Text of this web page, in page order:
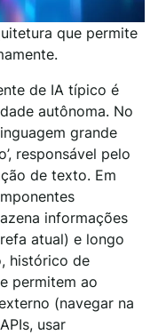
que permite
de IA típico é
autônoma. No
grande
responsável pelo
de texto. Em
informações
atual) e longo
histórico de
permitem ao
(navegar na
usar